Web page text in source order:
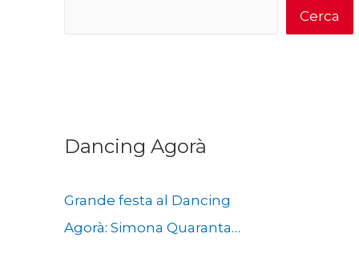
Cerca
Dancing Agorà
Grande festa al Dancing
Agorà: Simona Quaranta